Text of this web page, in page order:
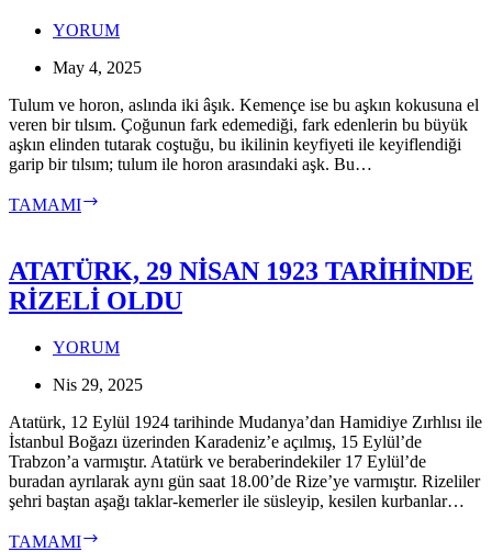
YORUM
May 4, 2025
Tulum ve horon, aslında iki âşık. Kemençe ise bu aşkın kokusuna el
veren bir tılsım. Çoğunun fark edemediği, fark edenlerin bu büyük
aşkın elinden tutarak coştuğu, bu ikilinin keyfiyeti ile keyiflendiği
garip bir tılsım; tulum ile horon arasındaki aşk. Bu…
TAMAMI
AŞKI
ATATÜRK, 29 NİSAN 1923 TARİHİNDE
RİZELİ OLDU
YORUM
Nis 29, 2025
Atatürk, 12 Eylül 1924 tarihinde Mudanya’dan Hamidiye Zırhlısı ile
İstanbul Boğazı üzerinden Karadeniz’e açılmış, 15 Eylül’de
Trabzon’a varmıştır. Atatürk ve beraberindekiler 17 Eylül’de
buradan ayrılarak aynı gün saat 18.00’de Rize’ye varmıştır. Rizeliler
şehri baştan aşağı taklar-kemerler ile süsleyip, kesilen kurbanlar…
TAMAMI